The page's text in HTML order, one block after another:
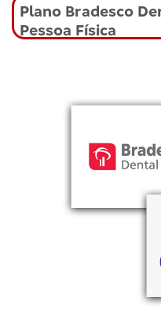
Plano Bradesco
Pessoa Física